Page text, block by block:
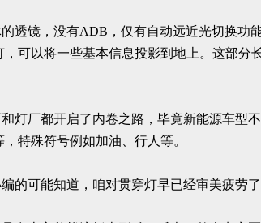
透镜，没有ADB，仅有自动远近光切换
可以将一些基本信息投影到地上。这部
灯厂都开启了内卷之路，毕竟新能源车
特殊符号例如加油、行人等。
的可能知道，咱对贯穿灯早已经审美疲